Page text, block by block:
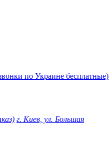
по Украине бесплатные)
г. Киев, ул. Большая